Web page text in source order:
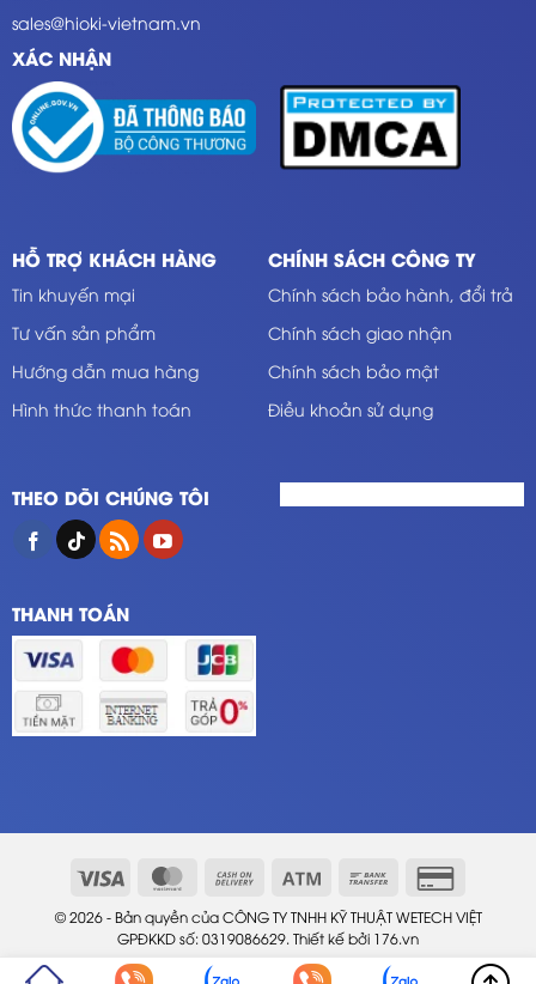
sales@hioki-vietnam.vn
XÁC NHẬN
HỖ TRỢ KHÁCH HÀNG
Tin khuyến mại
Tư vấn sản phẩm
Hướng dẫn mua hàng
Hình thức thanh toán
CHÍNH SÁCH CÔNG TY
Chính sách bảo hành, đổi trả
Chính sách giao nhận
Chính sách bảo mật
Điều khoản sử dụng
THEO DÕI CHÚNG TÔI
THANH TOÁN
© 2026 - Bản quyền của CÔNG TY TNHH KỸ THUẬT WETECH VIỆT
GPĐKKD số: 0319086629. Thiết kế bởi 176.vn